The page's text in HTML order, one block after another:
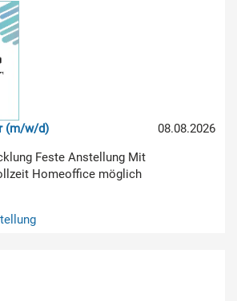
08.08.2026
(m/w/d)
Feste Anstellung Mit
Homeoffice möglich